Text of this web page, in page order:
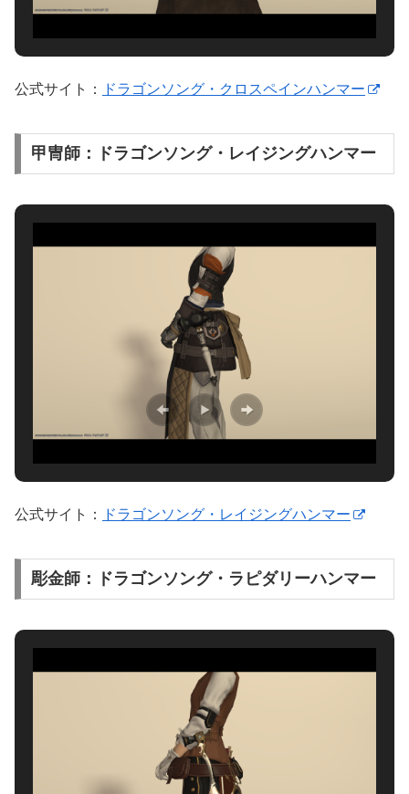
公式サイト： ドラゴンソング・クロスペインハンマー
甲冑師：ドラゴンソング・レイジングハンマー
公式サイト： ドラゴンソング・レイジングハンマー
彫金師：ドラゴンソング・ラピダリーハンマー